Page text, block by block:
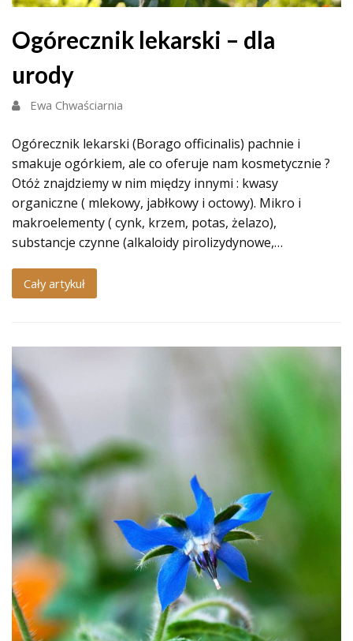
Ogórecznik lekarski – dla
urody
Ewa Chwaściarnia
Ogórecznik lekarski (Borago officinalis) pachnie i
smakuje ogórkiem, ale co oferuje nam kosmetycznie ?
Otóż znajdziemy w nim między innymi : kwasy
organiczne ( mlekowy, jabłkowy i octowy). Mikro i
makroelementy ( cynk, krzem, potas, żelazo),
substancje czynne (alkaloidy pirolizydynowe,…
Cały artykuł